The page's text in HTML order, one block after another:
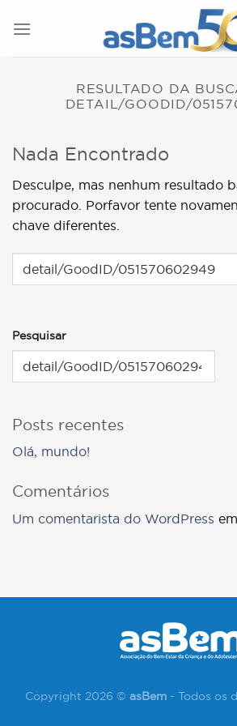
RESULTADO DA
DETAIL/GOODID/
Nada Encontrado
Desculpe, mas nenhum resultado
procurado. Porfavor tente
chave diferentes.
Pesquisar
Posts recentes
Olá, mundo!
Comentários
Um comentarista do WordPress em
Copyright 2026 © asBem- Todos os